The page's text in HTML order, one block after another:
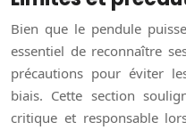
Bien que le pendule
essentiel de reconnaître
précautions pour éviter
biais. Cette section
critique et responsable